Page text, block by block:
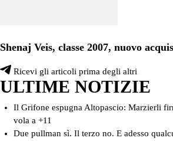
Shenaj Veis, classe 2007, nuovo
Ricevi gli articoli prima degli altri
ULTIME NOTIZIE
Il Grifone espugna Altopascio: Marzierli
vola a +11
Due pullman sì. Il terzo no. E adesso